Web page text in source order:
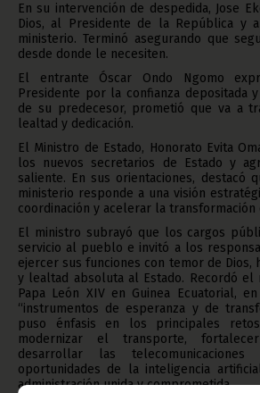
En su intervención de despedida, Jose
Dios, al Presidente de la República y
ministerio. Terminó asegurando que
desde donde le necesiten.
El entrante Óscar Ondo Ngomo
Presidente por la confianza depositada
de su predecesor, prometió que va a
lealtad y dedicación.
El Ministro de Estado, Honorato Evita
los nuevos secretarios de Estado y
saliente. En sus orientaciones, destacó
ministerio responde a una visión
coordinación y acelerar la
El ministro subrayó que los cargos
servicio al pueblo e invitó a los
ejercer sus funciones con temor de Dios,
y lealtad absoluta al Estado. Recordó el
Papa León XIV en Guinea Ecuatorial,
“instrumentos de esperanza y de
puso énfasis en los principales
modernizar el transporte,
desarrollar las
oportunidades de la inteligencia
administración unida y comprometida.